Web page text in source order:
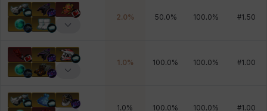
2.0% 50.0% 100.0% #1.50
1.0% 100.0% 100.0% #1.00
1.0% 100.0% 100.0% #1.00